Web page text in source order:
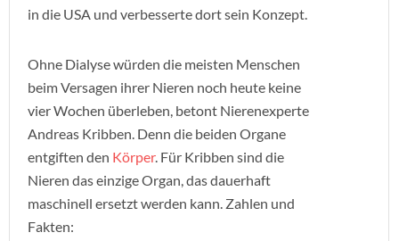
in die USA und verbesserte dort sein Konzept.
Ohne Dialyse würden die meisten Menschen
beim Versagen ihrer Nieren noch heute keine
vier Wochen überleben, betont Nierenexperte
Andreas Kribben. Denn die beiden Organe
entgiften den Körper. Für Kribben sind die
Nieren das einzige Organ, das dauerhaft
maschinell ersetzt werden kann. Zahlen und
Fakten: